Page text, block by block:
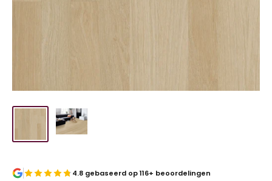
4.8 gebaseerd op 116+ beoordelingen